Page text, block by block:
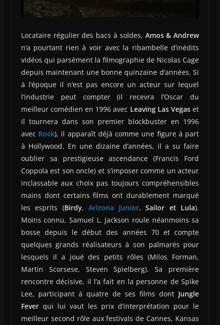
Locataire régulier des bacs à soldes, Amos & Andrew
n’a pourtant rien à voir avec la ribambelle d’inédits
vidéos qui parsèment la filmographie de Nicolas Cage
depuis maintenant une bonne quinzaine d’années. Si
à l’époque il n’est pas encore un acteur sur lequel
l’industrie peut compter (il recevra l’Oscar du
meilleur comédien en 1996 avec Leaving Las Vegas et
il tournera dans son premier blockbuster en 1996
avec Rock), il apparaît déjà comme une figure à part
à Hollywood. En une dizaine d’années, il a su faire
oublier sa prestigieuse ascendance (Francis Ford
Coppola est son oncle) et s’imposer comme un acteur
inclassable aux choix pas toujours compréhensibles
mains dont certains films ont durablement marqué
les esprits (Birdy,Arizona Junior,Sailor et Lula).
Moins connu, Samuel L. Jackson roule néanmoins sa
bosse depuis le début des années 70 et compte
quelques grands réalisateurs à son palmarés pour
lesquels il a joué des petits rôles (Milos Forman,
Martin Scorsese, Steven Spielberg). Sa première
rencontre décisive, il l’a fait en la personne de Spike
Lee, participant à quatre de ses films dont Jungle
Feverqui lui vaut les prix d’interprétation pour le
meilleur second rôle aux festivals de Cannes, Kansas